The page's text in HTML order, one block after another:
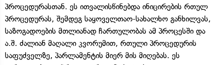
პროცედურასთან. ეს ითვალისწინებდა ინიცირების რთულ
პროცედურას, შემდეგ საყოველთაო-სახალხო განხილვას,
საზოგადოების მთლიანად ჩართულობას ამ პროცესში და
ა.შ. ძალიან მაღალი კვორუმით, რთული პროცედურის
საფუძველზე, პარლამენტის მიერ მის მიღებას. ეს